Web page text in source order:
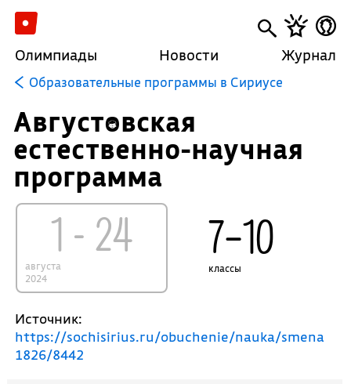
Олимпиады Новости Журнал
Образовательные программы в Сириусе
Августовская
естественно-научная
программа
1 - 24
августа
2024
7–10
классы
Источник:
https://sochisirius.ru/obuchenie/nauka/smena
1826/8442